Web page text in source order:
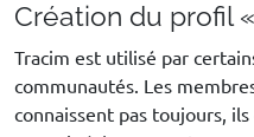
Création du profil
Tracim est utilisé par
communautés. Les
connaissent pas toujours,